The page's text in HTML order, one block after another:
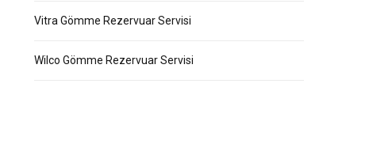
Vitra Gömme Rezervuar Servisi
Wilco Gömme Rezervuar Servisi